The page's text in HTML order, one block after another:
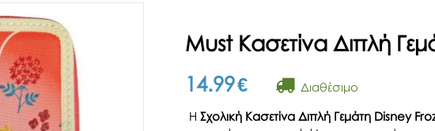
Must Κασετίνα Διπλή
14.99€ Διαθέσιμο
Η Σχολική Κασετίνα Διπλή Γεμάτη Disney